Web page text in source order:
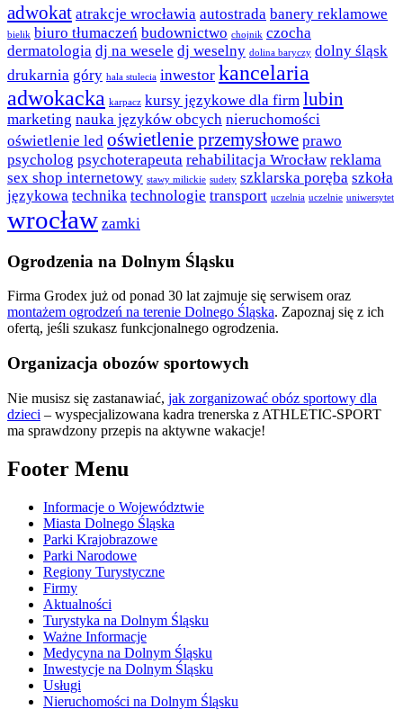
adwokat atrakcje wrocławia autostrada banery reklamowe
bielik biuro tłumaczeń budownictwo chojnik czocha
dermatologia dj na wesele dj weselny dolina baryczy dolny śląsk
drukarnia góry hala stulecia inwestor kancelaria
adwokacka karpacz kursy językowe dla firm lubin
marketing nauka języków obcych nieruchomości
oświetlenie led oświetlenie przemysłowe prawo
psycholog psychoterapeuta rehabilitacja Wrocław reklama
sex shop internetowy stawy milickie sudety szklarska poręba szkoła
językowa technika technologie transport uczelnia uczelnie uniwersytet
wrocław zamki
Ogrodzenia na Dolnym Śląsku
Firma Grodex już od ponad 30 lat zajmuje się serwisem oraz
montażem ogrodzeń na terenie Dolnego Śląska. Zapoznaj się z ich
ofertą, jeśli szukasz funkcjonalnego ogrodzenia.
Organizacja obozów sportowych
Nie musisz się zastanawiać, jak zorganizować obóz sportowy dla
dzieci – wyspecjalizowana kadra trenerska z ATHLETIC-SPORT
ma sprawdzony przepis na aktywne wakacje!
Footer Menu
Informacje o Województwie
Miasta Dolnego Śląska
Parki Krajobrazowe
Parki Narodowe
Regiony Turystyczne
Firmy
Aktualności
Turystyka na Dolnym Śląsku
Ważne Informacje
Medycyna na Dolnym Śląsku
Inwestycje na Dolnym Śląsku
Usługi
Nieruchomości na Dolnym Śląsku